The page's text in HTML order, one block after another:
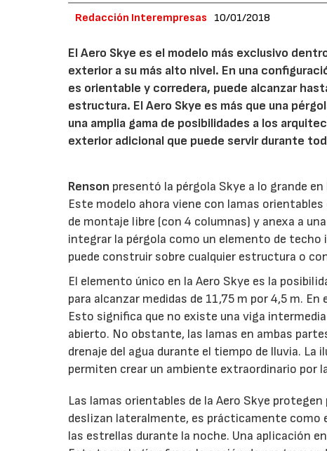
Redacción Interempresas 10/01/2018
El Aero Skye es el modelo más exclusivo
exterior a su más alto nivel. En una
es orientable y corredera, puede alcanzar
estructura. El Aero Skye es más que una
una amplia gama de posibilidades a los
exterior adicional que puede servir durante
Renson presentó la pérgola Skye a lo grande
Este modelo ahora viene con lamas
de montaje libre (con 4 columnas) y anexa a
integrar la pérgola como un elemento de
puede construir sobre cualquier estructura o
El elemento único en la Aero Skye es la
para alcanzar medidas de 11,75 m por 4,5 m.
Esto significa que no existe una viga
abierto. No obstante, las lamas en ambas
drenaje del agua durante el tiempo de lluvia. La
permiten crear un ambiente extraordinario por
Las lamas orientables de la Aero Skye
deslizan lateralmente, es prácticamente como
las estrellas durante la noche. Una aplicación